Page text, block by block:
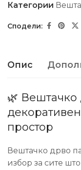
Категории
Опис
🌿 Вештачко
простор
Вештачко дрво
избор за сите